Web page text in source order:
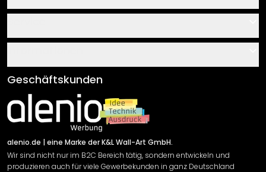
Über uns
Klebe- und Montageanleitungen
Newsletter An-/Abmeldung
Sendungsverfolgung
AGB
Impressum
Versand & Zahlung
Rücksendung
Widerrufsrecht
Geschäftskunden
alenio.de | eine Marke der K&L Wall-Art GmbH.
Wir sind nicht nur im B2C Bereich tätig, sondern entwickeln und
produzieren auch für viele Gewerbekunden in ganz Deutschland